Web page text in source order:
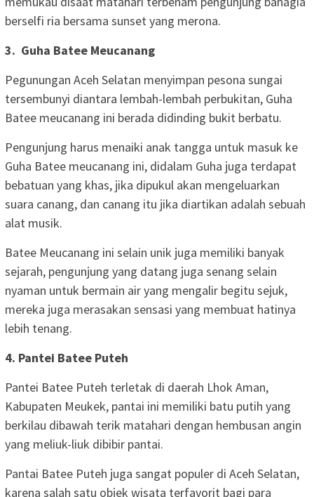
berselfi ria bersama sunset yang merona.
3. ‎ Guha Batee Meucanang
‎Pegunungan Aceh Selatan menyimpan pesona sungai
tersembunyi diantara lembah-lembah perbukitan, Guha
Batee meucanang ini berada didinding bukit berbatu.
‎Pengunjung harus menaiki anak tangga untuk masuk ke
Guha Batee meucanang ini, didalam Guha juga terdapat
bebatuan yang khas, jika dipukul akan mengeluarkan
suara canang, dan canang itu jika diartikan adalah sebuah
alat musik.
‎Batee Meucanang ini selain unik juga memiliki banyak
sejarah, pengunjung yang datang juga senang selain
nyaman untuk bermain air yang mengalir begitu sejuk,
mereka juga merasakan sensasi yang membuat hatinya
lebih tenang.
4. ‎Pantei Batee Puteh
‎Pantei Batee Puteh terletak di daerah Lhok Aman,
Kabupaten Meukek, pantai ini memiliki batu putih yang
berkilau dibawah terik matahari dengan hembusan angin
yang meliuk-liuk dibibir pantai.
‎Pantai Batee Puteh juga sangat populer di Aceh Selatan,
karena salah satu objek wisata terfavorit bagi para